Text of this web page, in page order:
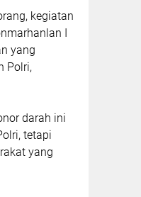
kegiatan
I
yang
Polri,
darah ini
tetapi
yang